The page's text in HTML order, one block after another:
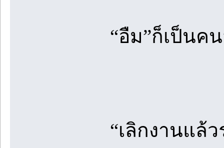
“อืม”ก็เป็นค
“เลิกงานแล้